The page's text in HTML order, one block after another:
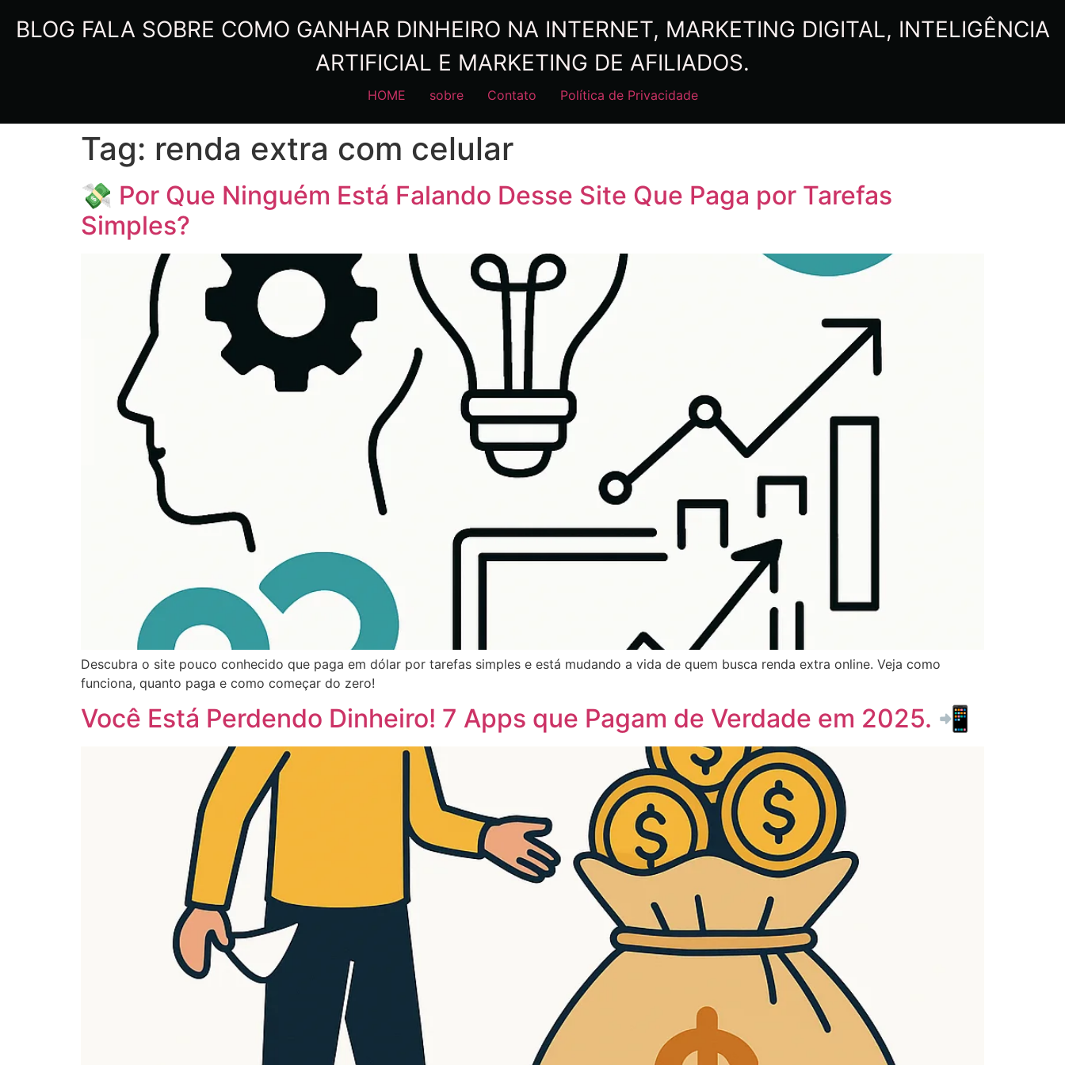
BLOG FALA SOBRE COMO GANHAR DINHEIRO NA INTERNET, MARKETING DIGITAL, INTELIGÊNCIA
ARTIFICIAL E MARKETING DE AFILIADOS.
HOME sobre Contato Política de Privacidade
Tag: renda extra com celular
💸 Por Que Ninguém Está Falando Desse Site Que Paga por Tarefas
Simples?
Descubra o site pouco conhecido que paga em dólar por tarefas simples e está mudando a vida de quem busca renda extra online. Veja como
funciona, quanto paga e como começar do zero!
Você Está Perdendo Dinheiro! 7 Apps que Pagam de Verdade em 2025. 📲